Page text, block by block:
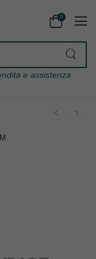
0
e assistenza